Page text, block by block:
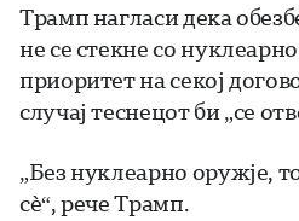
Трамп нагласи дека
не се стекне со
приоритет на секој
случај теснецот би „се
„Без нуклеарно оружје,
сè“, рече Трамп.